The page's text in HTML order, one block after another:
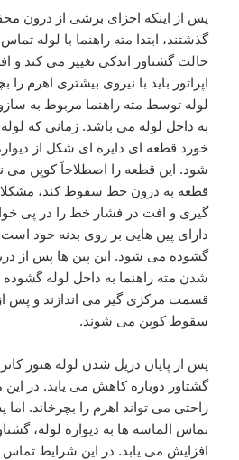
پس از اینکه اجزای برشی از درون
گذشتند، ابتدا مته راهنما با لوله
حالت گشتاور اندکی تغییر می کند و
اپراتور باید با نیروی بیشتری اهرم
لوله توسط مته راهنما مربوط به
به داخل لوله می باشد. زمانی که
خورد قطعه ای دایره ای شکل از
شود. این قطعه را اصطلاحاً کوپن می
قطعه به درون خط سقوط کند،
گیری و افت در فشار خط را در پی
دارای پین هایی بر روی بدنه خود
گشوده می شود. این پین ها پس از
شدن مته راهنما به داخل لوله
قسمت مرکزی گیر می اندازند و پس از
سقوط کوپن می شوند.
پس از پایان دریل شدن لوله هنوز
گشتاور دوباره کاهش می یابد. در این
راحتی می تواند اهرم را بچرخاند.
تماس الماسه ها به دیواره لوله،
افزایش می یابد. در این شرایط تماس